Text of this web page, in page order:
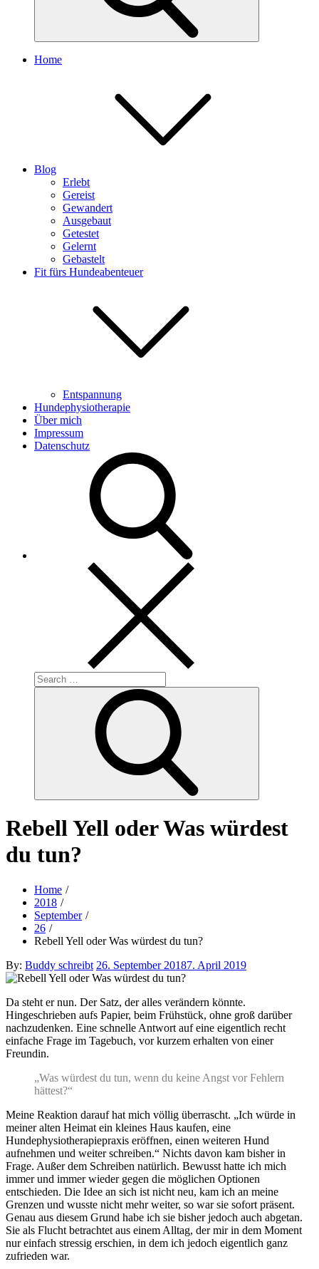
Home
Blog
Erlebt
Gereist
Gewandert
Ausgebaut
Getestet
Gelernt
Gebastelt
Fit fürs Hundeabenteuer
Entspannung
Hundephysiotherapie
Über mich
Impressum
Datenschutz
Search
for:
Rebell Yell oder Was würdest
du tun?
Home
2018
September
26
Rebell Yell oder Was würdest du tun?
By: Buddy schreibtPosted
on
26. September 20187. April 2019
Da steht er nun. Der Satz, der alles verändern könnte.
Hingeschrieben aufs Papier, beim Frühstück, ohne groß darüber
nachzudenken. Eine schnelle Antwort auf eine eigentlich recht
einfache Frage im Tagebuch, vor kurzem erhalten von einer
Freundin.
„Was würdest du tun, wenn du keine Angst vor Fehlern
hättest?“
Meine Reaktion darauf hat mich völlig überrascht. „Ich würde in
meiner alten Heimat ein kleines Haus kaufen, eine
Hundephysiotherapiepraxis eröffnen, einen weiteren Hund
aufnehmen und weiter schreiben.“ Nichts davon kam bisher in
Frage. Außer dem Schreiben natürlich. Bewusst hatte ich mich
immer und immer wieder gegen die möglichen Optionen
entschieden. Die Idee an sich ist nicht neu, kam ich an meine
Grenzen und wusste nicht mehr weiter, so war sie sofort präsent.
Genau aus diesem Grund habe ich sie bisher jedoch auch abgetan.
Sie als Flucht betrachtet aus einem Alltag, der mir in dem Moment
nur einfach stressig erschien, in dem ich jedoch eigentlich ganz
zufrieden war.